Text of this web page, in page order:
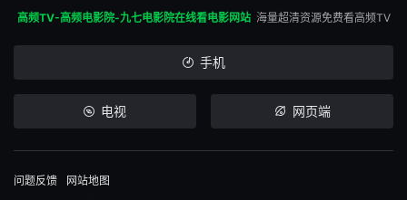
高频TV-高频电影院-九七电影院在线看电影网站 海量超清资源免费看高频TV
手机
电视 网页端
问题反馈
网站地图